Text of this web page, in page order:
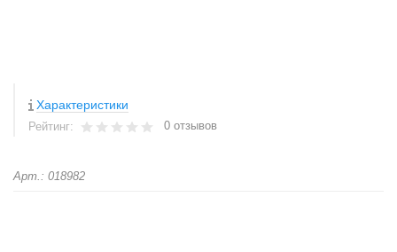
Характеристики
Рейтинг: 0 отзывов
Арт.: 018982